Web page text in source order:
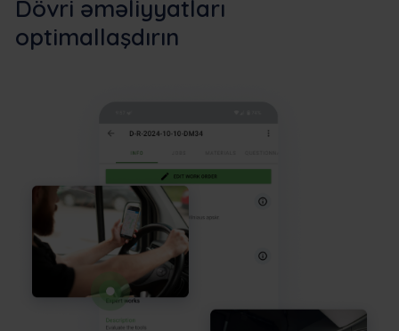
Dövri əməliyyatları
optimallaşdırın